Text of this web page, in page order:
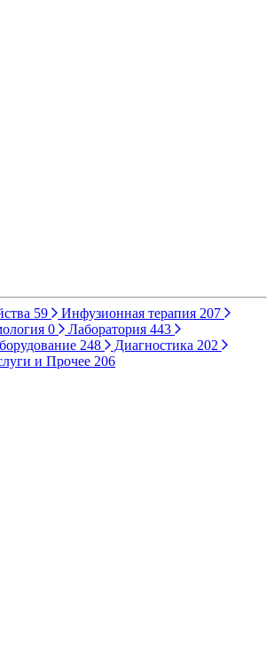
59 Инфузионная терапия 207
0 Лаборатория 443
248 Диагностика 202
и Прочее 206